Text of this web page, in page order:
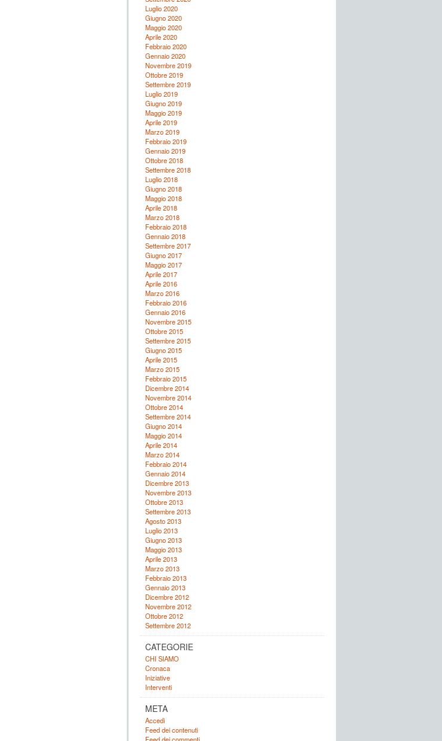
Luglio 2020
Giugno 2020
Maggio 2020
Aprile 2020
Febbraio 2020
Gennaio 2020
Novembre 2019
Ottobre 2019
Settembre 2019
Luglio 2019
Giugno 2019
Maggio 2019
Aprile 2019
Marzo 2019
Febbraio 2019
Gennaio 2019
Ottobre 2018
Settembre 2018
Luglio 2018
Giugno 2018
Maggio 2018
Aprile 2018
Marzo 2018
Febbraio 2018
Gennaio 2018
Settembre 2017
Giugno 2017
Maggio 2017
Aprile 2017
Aprile 2016
Marzo 2016
Febbraio 2016
Gennaio 2016
Novembre 2015
Ottobre 2015
Settembre 2015
Giugno 2015
Aprile 2015
Marzo 2015
Febbraio 2015
Dicembre 2014
Novembre 2014
Ottobre 2014
Settembre 2014
Giugno 2014
Maggio 2014
Aprile 2014
Marzo 2014
Febbraio 2014
Gennaio 2014
Dicembre 2013
Novembre 2013
Ottobre 2013
Settembre 2013
Agosto 2013
Luglio 2013
Giugno 2013
Maggio 2013
Aprile 2013
Marzo 2013
Febbraio 2013
Gennaio 2013
Dicembre 2012
Novembre 2012
Ottobre 2012
Settembre 2012
CATEGORIE
CHI SIAMO
Cronaca
Iniziative
Interventi
META
Accedi
Feed dei contenuti